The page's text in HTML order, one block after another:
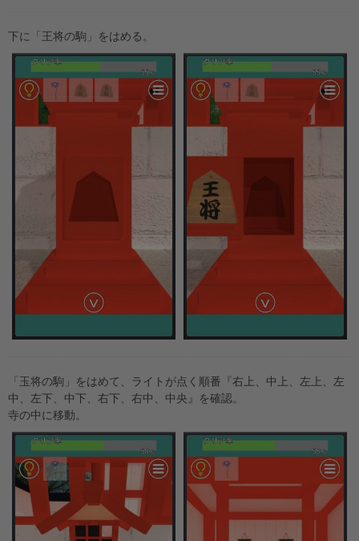
下に「王将の駒」をはめる。
「玉将の駒」をはめて、ライトが点く順番『右上、中上、左上、左
中、左下、中下、右下、右中、中央』を確認。
寺の中に移動。